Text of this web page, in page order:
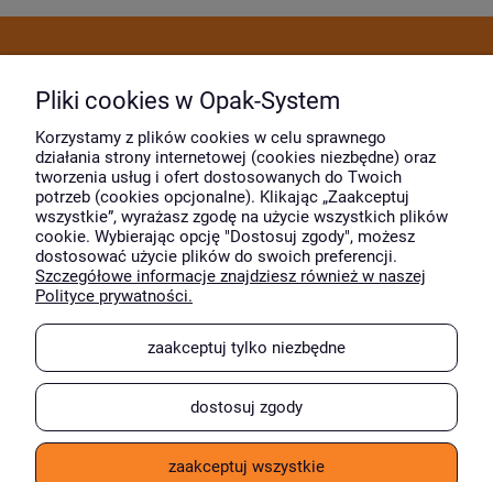
Moje konto
O firmie
Wyróżnili nas
Pliki cookies w Opak-System
Korzystamy z plików cookies w celu sprawnego
działania strony internetowej (cookies niezbędne) oraz
tworzenia usług i ofert dostosowanych do Twoich
potrzeb (cookies opcjonalne). Klikając „Zaakceptuj
wszystkie”, wyrażasz zgodę na użycie wszystkich plików
cookie. Wybierając opcję "Dostosuj zgody", możesz
dostosować użycie plików do swoich preferencji.
Szczegółowe informacje znajdziesz również w naszej
Polityce prywatności.
zaakceptuj tylko niezbędne
dostosuj zgody
zaakceptuj wszystkie